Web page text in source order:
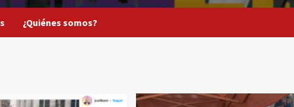
¿Quiénes somos?